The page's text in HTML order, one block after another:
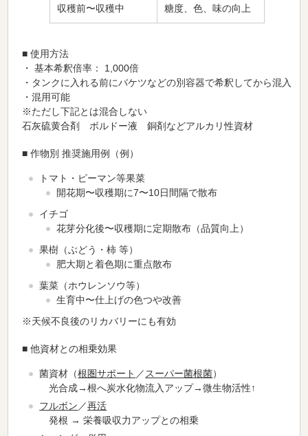
収穫前〜収穫中 糖度、色、味の向上
■ 使用方法
・ 基本希釈倍率： 1,000倍
・タンクに入れる前にバケツなどの別容器で希釈してから混入
・混用可能
※ただし下記とは混合しない
石灰硫黄合剤 ボルドー液 銅剤などアルカリ性資材
■ 作物別 推奨施用例（例）
トマト・ピーマン等果菜
開花期〜収穫期に7〜10日間隔で散布
イチゴ
花芽分化後〜収穫期に定期散布（品質向上）
果樹（ぶどう・柿 等）
肥大期と着色期に重点散布
葉菜（ホウレンソウ等）
生育中〜仕上げの色つや改善
※天候不良後のリカバリーにも有効
■他資材との相乗効果
菌資材（根圏サポート ／ スーパー菌根菌）
光合成→根へ炭水化物流入アップ→微生物活性↑
フルボン ／再活
発根 → 栄養吸収力アップとの相乗